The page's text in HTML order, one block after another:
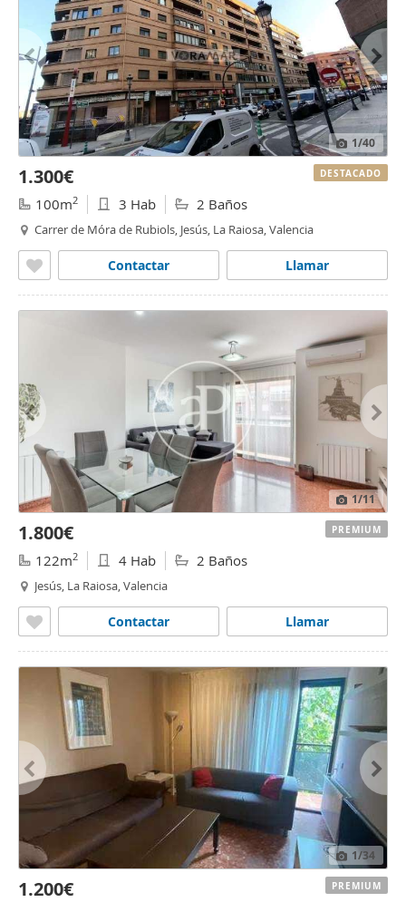
1/40
1.300€
100m2 3 Hab 2 Baños
Carrer de Móra de Rubiols, Jesús, La Raiosa, Valencia
Llamar
Contactar
DESTACADO
1/11
1.800€
122m2 4 Hab 2 Baños
Jesús, La Raiosa, Valencia
Llamar
Contactar
PREMIUM
1/34
1.200€ PREMIUM